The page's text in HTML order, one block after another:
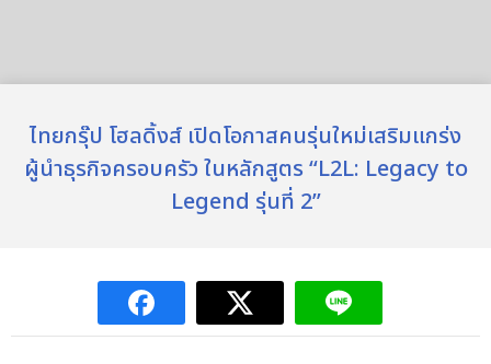
ไทยกรุ๊ป โฮลดิ้งส์ เปิดโอกาสคนรุ่นใหม่เสริมแกร่ง
ผู้นำธุรกิจครอบครัว ในหลักสูตร “L2L: Legacy to
Legend รุ่นที่ 2”